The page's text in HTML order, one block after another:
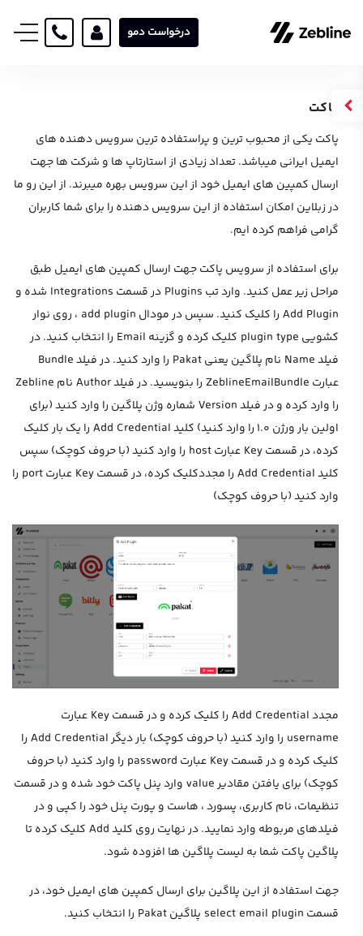
درخواست دمو
پاکت
پاکت یکی از محبوب ترین و پراستفاده ترین سرویس دهنده های
ایمیل ایرانی میباشد. تعداد زیادی از استارتاپ ها و شرکت ها جهت
ارسال کمپین های ایمیل خود از این سرویس بهره میبرند. از این رو ما
در زبلاین امکان استفاده از این سرویس دهنده را برای شما کاربران
گرامی فراهم کرده ایم.
برای استفاده از سرویس پاکت جهت ارسال کمپین های ایمیل طبق
مراحل زیر عمل کنید. وارد تب Plugins در قسمت Integrations شده و
Add Plugin را کلیک کنید. سپس در مودال add plugin ، روی نوار
کشویی plugin type کلیک کرده و گزینه Email را انتخاب کنید. در
فیلد Name نام پلاگین یعنی Pakat را وارد کنید. در فیلد Bundle
عبارت ZeblineEmailBundle را بنویسید. در فیلد Author نام Zebline
را وارد کرده و در فیلد Version شماره وژن پلاگین را وارد کنید (برای
اولین بار ورژن 1.0 را وارد کنید) کلید Add Credential را یک بار کلیک
کرده، در قسمت Key عبارت host را وارد کنید (با حروف کوچک) سپس
کلید Add Credential را مجددکلیک کرده، در قسمت Key عبارت port را
وارد کنید (با حروف کوچک)
مجدد Add Credential را کلیک کرده و در قسمت Key عبارت
username را وارد کنید (با حروف کوچک) بار دیگر Add Credential را
کلیک کرده و در قسمت Key عبارت password را وارد کنید (با حروف
کوچک) برای یافتن مقادیر value وارد پنل پاکت خود شده و در قسمت
تنظیمات، نام کاربری، پسورد ، هاست و پورت پنل خود را کپی و در
فیلدهای مربوطه وارد نمایید. در نهایت روی کلید Add کلیک کرده تا
پلاگین پاکت شما به لیست پلاگین ها افزوده شود.
جهت استفاده از این پلاگین برای ارسال کمپین های ایمیل خود، در
قسمت select email plugin پلاگین Pakat را انتخاب کنید.